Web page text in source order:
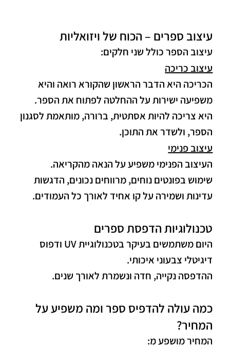
עיצוב ספרים – הכוח של ויזואליות
עיצוב הספר כולל שני חלקים:
עיצוב כריכה
הכריכה היא הדבר הראשון שהקורא רואה והיא
משפיעה ישירות על ההחלטה לפתוח את הספר.
היא צריכה להיות אסתטית, ברורה, מותאמת לסגנון
הספר, ולשדר את התוכן.
עיצוב פנימי
העיצוב הפנימי משפיע על הנאה מהקריאה.
שימוש בפונטים נוחים, מרווחים נכונים, הדגשות
עדינות ושמירה על קו אחיד לאורך כל העמודים.
טכנולוגיות הדפסת ספרים
היום משתמשים בעיקר בטכנולוגיית UV ודפוס
דיגיטלי צבעוני איכותי.
ההדפסה נקייה, חדה ונשמרת לאורך שנים.
כמה עולה להדפיס ספר ומה משפיע על
המחיר?
המחיר מושפע מ: